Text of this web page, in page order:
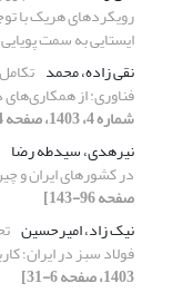
رویکردهای هریک با
ایستایی به سمت پویایی
نقی زاده، محمد
فناوری: از
شماره 4، 1403، صفحه 54-81]
نیرهدی، سیدطه رضا
در کشورهای ایران و
صفحه 96-143]
نیک زاد، امیرحسین
فولاد سبز در ایران؛
1403، صفحه 6-31]